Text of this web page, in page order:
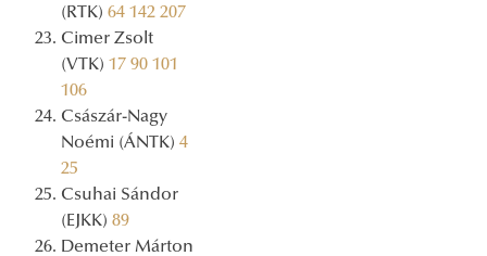
(RTK) 64 142 207
Cimer Zsolt
(VTK) 17 90 101
106
Császár-Nagy
Noémi (ÁNTK) 4
25
Csuhai Sándor
(EJKK) 89
Demeter Márton